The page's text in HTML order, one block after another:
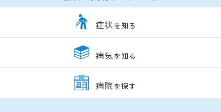
症状 を知る
病気 を知る
病院 を探す